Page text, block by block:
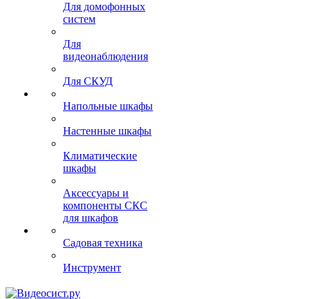
Для домофонных
систем
Для
видеонаблюдения
Для СКУД
Напольные шкафы
Настенные шкафы
Климатические
шкафы
Аксессуары и
компоненты СКС
для шкафов
Садовая техника
Инструмент